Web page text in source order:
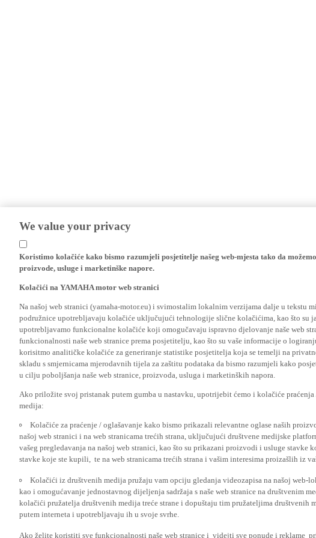
We value your privacy
Koristimo kolačiće kako bismo razumjeli posjetitelje našeg web-mjesta tako da možemo
proizvode, usluge i marketinške napore.
Kolačići na YAMAHA motor web stranici
Na našoj web stranici (yamaha-motor.eu) i svimostalim lokalnim verzijama dalje u tekstu
podružnice upotrebljavaju kolačiće uključujući tehnologije slične kolačićima, kao što su
upotrebljavamo funkcionalne kolačiće koji omogučavaju ispravno djelovanje naše web
funkcionalnosti naše web stranice prema posjetitelju, kao što su vaše informacije o
korisitmo analitičke kolačiće za generiranje statistike posjetitelja koja se temelji na
skladu s smjernicama mjerodavnih tijela za zaštitu podataka da bismo razumjeli kako
u cilju poboljšanja naše web stranice, proizvoda, usluga i marketinških napora.
Ako priložite svoj pristanak putem gumba u nastavku, upotrijebit ćemo i kolačiće praćenja
medija:
Kolačiće za praćenje / oglašavanje kako bismo prikazali relevantne oglase naših
našoj web stranici i na web stranicama trećih strana, uključujući društvene medijske
vašeg pregledavanja na našoj web stranici, kao što su prikazani proizvodi i usluge stavke
stavke koje ste kupili, te na web stranicama trećih strana i vašim interesima proizašlih iz
Kolačići iz društvenih medija pružaju vam opciju gledanja videozapisa na našoj web-
kao i omogućavanje jednostavnog dijeljenja sadržaja s naše web stranice na društvenim
kolačići pružatelja društvenih medija treće strane i dopuštaju tim pružateljima društvenih
putem interneta i upotrebljavaju ih u svoje svrhe.
Ako želite koristiti sve funkcionalnosti naše web stranice i videjti sve ponude i reklame
vas prihvatite kolačiće praćenja / oglašavanja te kolačiće društvenih mreža sa klikom na